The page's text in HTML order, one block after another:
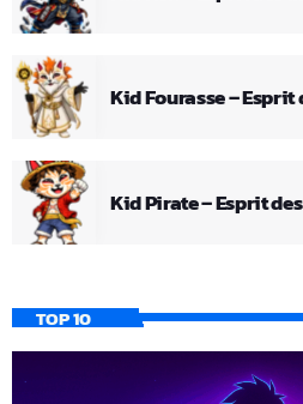
Kid Fourasse –
Kid Pirate – Esprit
TOP 10